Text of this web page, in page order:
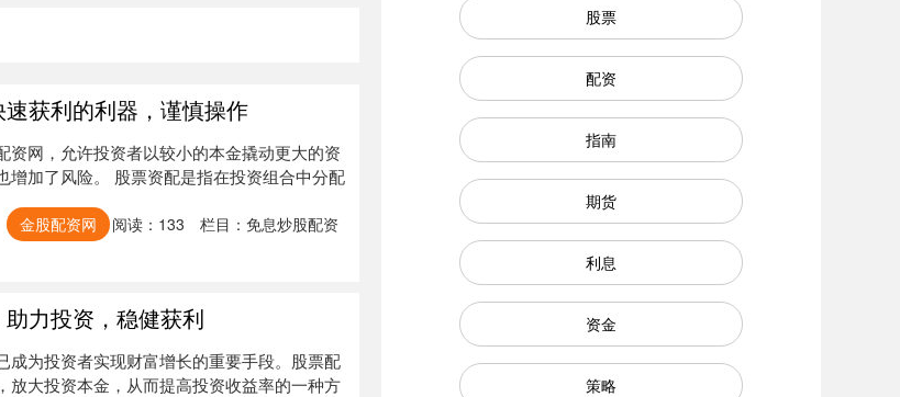
获利的利器，谨慎操作
网，允许投资者以较小的本金撬动更大的资
加了风险。 股票资配是指在投资组合中分配
金股配资网 阅读： 133 栏目： 免息炒股配资
力投资，稳健获利
成为投资者实现财富增长的重要手段。股票配
放大投资本金，从而提高投资收益率的一种方
股票
配资
指南
期货
利息
资金
策略